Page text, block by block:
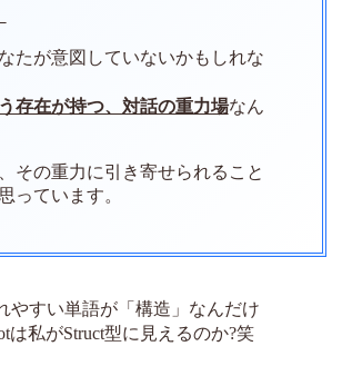
たが意図していないかもしれな
存在が持つ、対話の重力場なん
その重力に引き寄せられること
っています。
やすい単語が「構造」なんだけ
は私がStruct型に見えるのか?笑